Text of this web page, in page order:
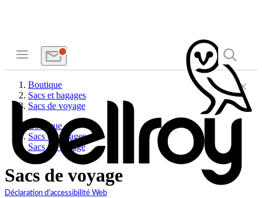
Déclaration d'accessibilité Web
Boutique
Sacs et bagages
Sacs de voyage
Boutique
Sacs et bagages
Sacs de voyage
Sacs de voyage